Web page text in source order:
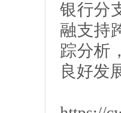
银行分
融支持
踪分析
良好发